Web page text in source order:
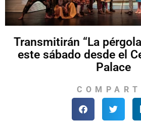
Transmitirán “La
este sábado desde el
Palace